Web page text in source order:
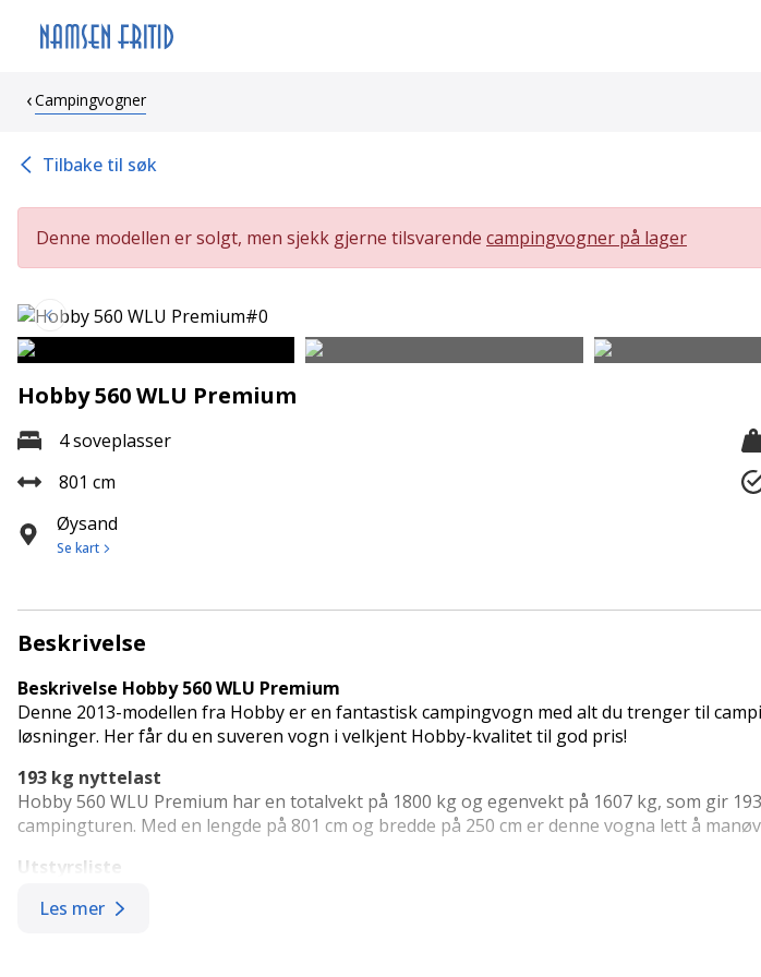
Campingvogner
Tilbake til søk
Denne modellen er solgt, men sjekk gjerne tilsvarende campingvogner på lager
Hobby 560 WLU Premium
4 soveplasser
801 cm
Øysand
Se kart
Beskrivelse
Beskrivelse Hobby 560 WLU Premium
Denne 2013-modellen fra Hobby er en fantastisk campingvogn med alt du trenger til
løsninger. Her får du en suveren vogn i velkjent Hobby-kvalitet til god pris!
193 kg nyttelast
Hobby 560 WLU Premium har en totalvekt på 1800 kg og egenvekt på 1607 kg, som gir
campingturen. Med en lengde på 801 cm og bredde på 250 cm er denne vogna lett å
Utstyrsliste
Les mer